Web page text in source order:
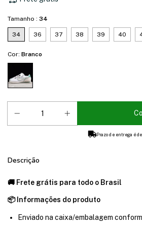
Tamanho : 34
34 36 37 38 39 40
Cor: Branco
Prazo de entrega é
Descrição
🚚 Frete grátis para todo o Brasil
📦 Informações do produto
Enviado na caixa/embalagem